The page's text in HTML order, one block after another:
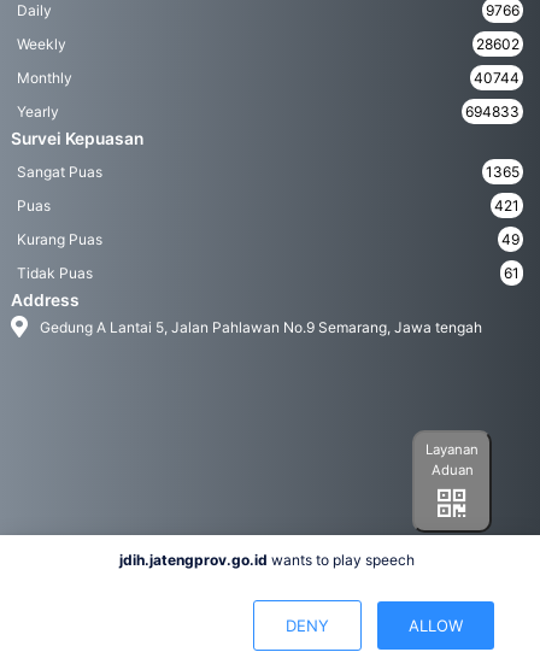
Daily
9766
Weekly
28602
Monthly
40744
Yearly
694833
Survei Kepuasan
Sangat Puas
1365
Puas
421
Kurang Puas
49
Tidak Puas
61
Address
Gedung A Lantai 5, Jalan Pahlawan No.9 Semarang, Jawa tengah
Layanan
Aduan
jdih.jatengprov.go.id wants to play speech
DENY ALLOW